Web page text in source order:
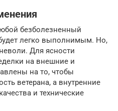
безболезненный
легко выполнимым. Но,
Для ясности
на внешние и
на то, чтобы
ветерана, а внутренние
и технические